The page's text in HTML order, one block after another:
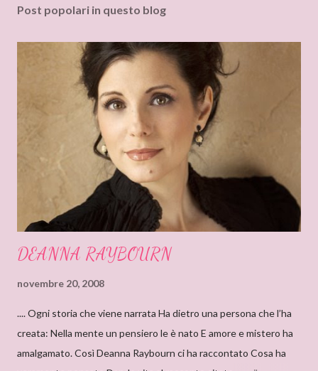
m
n
Post popolari in questo blog
DEANNA RAYBOURN
novembre 20, 2008
.... Ogni storia che viene narrata Ha dietro una persona che l’ha
creata: Nella mente un pensiero le è nato E amore e mistero ha
amalgamato. Così Deanna Raybourn ci ha raccontato Cosa ha